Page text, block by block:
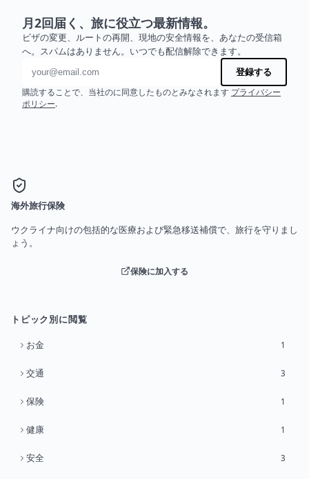
月2回届く、旅に役立つ最新情報。
ビザの変更、ルートの再開、現地の安全情報を、あなたの受信箱
へ。スパムはありません。いつでも配信解除できます。
メールアドレス
登録する
購読することで、当社のに同意したものとみなされます プライバシー
ポリシー.
海外旅行保険
ウクライナ向けの包括的な医療および緊急移送補償で、旅行を守りまし
ょう。
保険に加入する
トピック別に閲覧
お金 1
交通 3
保険 1
健康 1
安全 3